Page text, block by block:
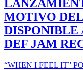
MOTIVO
DISPONIBLE
DEF JAM
“WHEN I FEEL IT”